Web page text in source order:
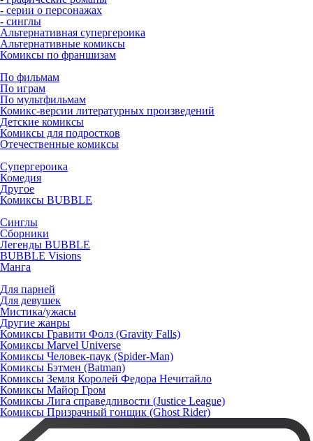
- серии о персонажах
- синглы
Альтернативная супергероика
Альтернативные комиксы
Комиксы по франшизам
По фильмам
По играм
По мультфильмам
Комикс-версии литературных произведений
Детские комиксы
Комиксы для подростков
Отечественные комиксы
Супергероика
Комедия
Другое
Комиксы BUBBLE
Синглы
Сборники
Легенды BUBBLE
BUBBLE Visions
Манга
Для парней
Для девушек
Мистика/ужасы
Другие жанры
Комиксы Гравити Фолз (Gravity Falls)
Комиксы Marvel Universe
Комиксы Человек-паук (Spider-Man)
Комиксы Бэтмен (Batman)
Комиксы Земля Королей Федора Нечитайло
Комиксы Майор Гром
Комиксы Лига справедливости (Justice League)
Комиксы Призрачный гонщик (Ghost Rider)